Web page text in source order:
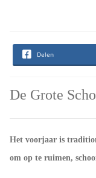
Delen
De Grote
Het voorjaar is
om op te ruimen,